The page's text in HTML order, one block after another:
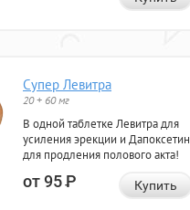
Супер Левитра
20 + 60 мг
В одной таблетке Левитра для
усиления эрекции и Дапоксетин
для продления полового акта!
от 95Р Купить